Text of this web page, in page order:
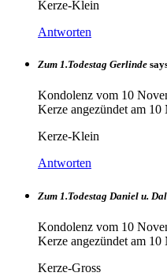
Kerze-Klein
Antworten
Zum 1.Todestag Gerlinde
Kondolenz vom 10
Kerze angezündet am 10
Kerze-Klein
Antworten
Zum 1.Todestag Daniel u.
Kondolenz vom 10
Kerze angezündet am 10
Kerze-Gross